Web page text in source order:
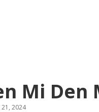
Mi Den
21, 2024